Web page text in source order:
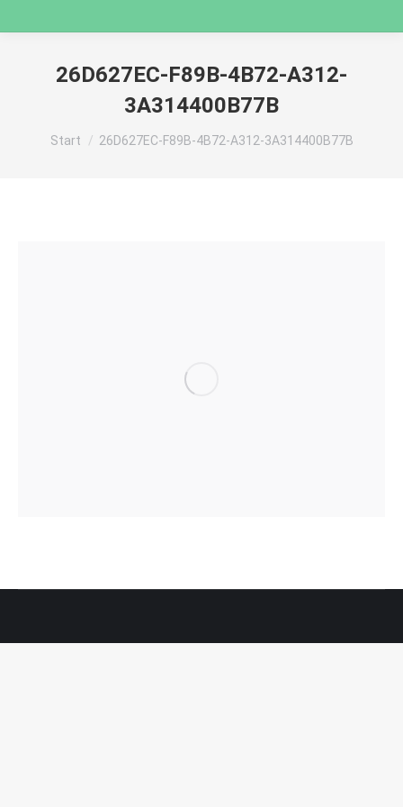
26D627EC-F89B-4B72-A312-
3A314400B77B
Sie befinden sich hier:
Start 26D627EC-F89B-4B72-A312-3A314400B77B